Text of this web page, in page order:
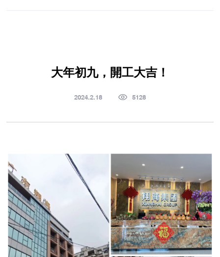
大年初九，開工大吉！
2024.2.18 5128